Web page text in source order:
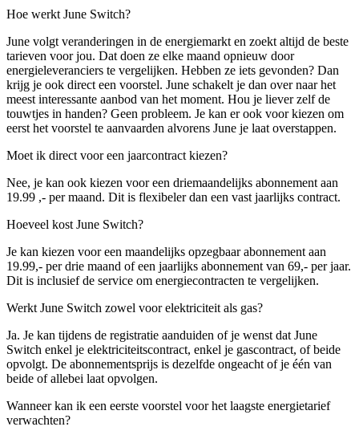
Hoe werkt June Switch?
June volgt veranderingen in de energiemarkt en zoekt altijd de beste
tarieven voor jou. Dat doen ze elke maand opnieuw door
energieleveranciers te vergelijken. Hebben ze iets gevonden? Dan
krijg je ook direct een voorstel. June schakelt je dan over naar het
meest interessante aanbod van het moment. Hou je liever zelf de
touwtjes in handen? Geen probleem. Je kan er ook voor kiezen om
eerst het voorstel te aanvaarden alvorens June je laat overstappen.
Moet ik direct voor een jaarcontract kiezen?
Nee, je kan ook kiezen voor een driemaandelijks abonnement aan
19.99 ,- per maand. Dit is flexibeler dan een vast jaarlijks contract.
Hoeveel kost June Switch?
Je kan kiezen voor een maandelijks opzegbaar abonnement aan
19.99,- per drie maand of een jaarlijks abonnement van 69,- per jaar.
Dit is inclusief de service om energiecontracten te vergelijken.
Werkt June Switch zowel voor elektriciteit als gas?
Ja. Je kan tijdens de registratie aanduiden of je wenst dat June
Switch enkel je elektriciteitscontract, enkel je gascontract, of beide
opvolgt. De abonnementsprijs is dezelfde ongeacht of je één van
beide of allebei laat opvolgen.
Wanneer kan ik een eerste voorstel voor het laagste energietarief
verwachten?